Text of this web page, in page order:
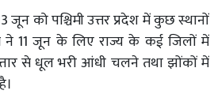
जून को पश्चिमी उत्तर प्रदेश में कुछ स्थानों
ने 11 जून के लिए राज्य के कई जिलों में
से धूल भरी आंधी चलने तथा झोंकों में